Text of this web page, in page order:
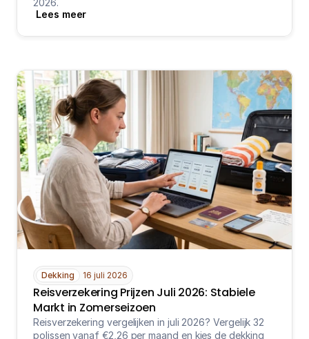
2026.
Lees meer
Dekking 16 juli 2026
Reisverzekering Prijzen Juli 2026: Stabiele
Markt in Zomerseizoen
Reisverzekering vergelijken in juli 2026? Vergelijk 32
polissen vanaf €2,26 per maand en kies de dekking